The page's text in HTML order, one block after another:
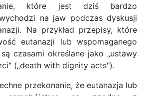
które jest dziś bardzo
na jaw podczas dyskusji
Na przykład przepisy, które
eutanazji lub wspomaganego
czasami określane jako „ustawy
(„death with dignity acts").
przekonanie, że eutanazja lub